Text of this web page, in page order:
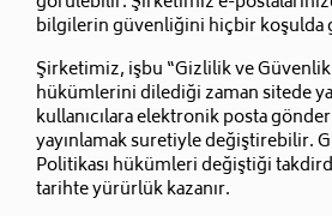
bilgilerin güvenliğini hiçbir koşulda
Şirketimiz, işbu “Gizlilik ve Güvenlik
hükümlerini dilediği zaman sitede
kullanıcılara elektronik posta
yayınlamak suretiyle değiştirebilir.
Politikası hükümleri değiştiği
tarihte yürürlük kazanır.